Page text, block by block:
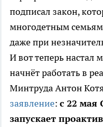
подписал закон,
многодетным семьям
даже при
И вот теперь настал
начнёт работать в
Минтруда Антон
заявление: с 22 мая
запускает